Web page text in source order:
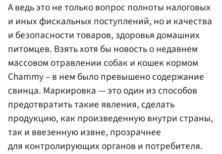
А ведь это не только вопрос полноты налоговых
и иных фискальных поступлений, но и качества
и безопасности товаров, здоровья домашних
питомцев. Взять хотя бы новость о недавнем
массовом отравлении собак и кошек кормом
Chammy – в нем было превышено содержание
свинца. Маркировка — это один из способов
предотвратить такие явления, сделать
продукцию, как произведенную внутри страны,
так и ввезенную извне, прозрачнее
для контролирующих органов и потребителя.